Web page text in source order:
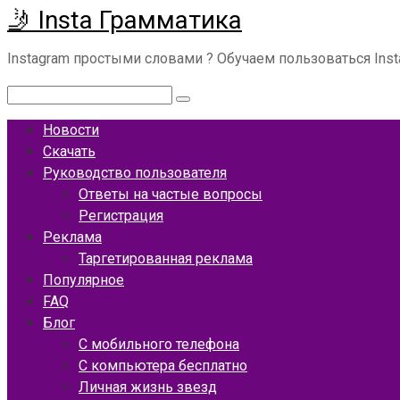
Перейти
к
контенту
🤳 Insta Грамматика
Instagram простыми словами ? Обучаем пользоваться
Новости
Скачать
Руководство пользователя
Ответы на частые вопросы
Регистрация
Реклама
Таргетированная реклама
Популярное
FAQ
Блог
С мобильного телефона
С компьютера бесплатно
Личная жизнь звезд